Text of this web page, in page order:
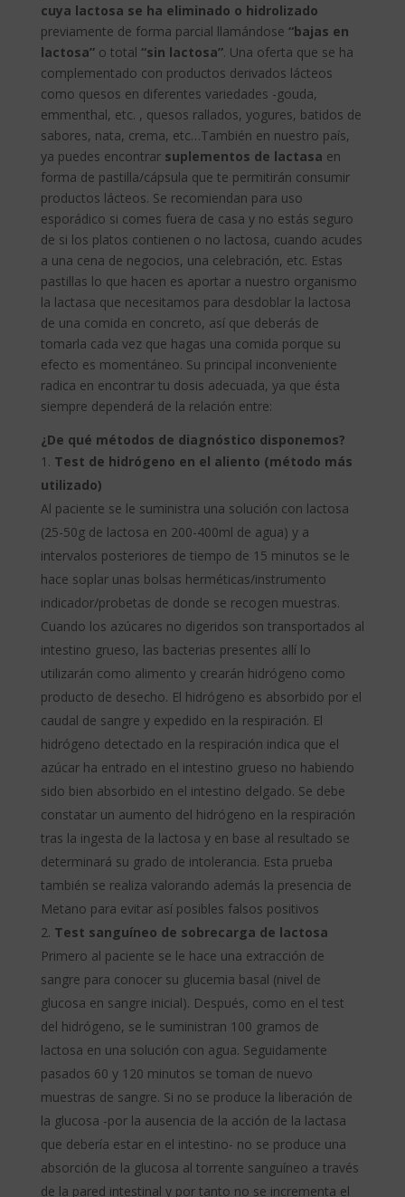
cuya lactosa se ha eliminado o hidrolizado
previamente de forma parcial llamándose “bajas en
lactosa”o total “sin lactosa”. Una oferta que se ha
complementado con productos derivados lácteos
como quesos en diferentes variedades -gouda,
emmenthal, etc. , quesos rallados, yogures, batidos de
sabores, nata, crema, etc…También en nuestro país,
ya puedes encontrar suplementos de lactasa en
forma de pastilla/cápsula que te permitirán consumir
productos lácteos. Se recomiendan para uso
esporádico si comes fuera de casa y no estás seguro
de si los platos contienen o no lactosa, cuando acudes
a una cena de negocios, una celebración, etc. Estas
pastillas lo que hacen es aportar a nuestro organismo
la lactasa que necesitamos para desdoblar la lactosa
de una comida en concreto, así que deberás de
tomarla cada vez que hagas una comida porque su
efecto es momentáneo. Su principal inconveniente
radica en encontrar tu dosis adecuada, ya que ésta
siempre dependerá de la relación entre:
¿De qué métodos de diagnóstico disponemos?
Test de hidrógeno en el aliento (método más
utilizado)
Al paciente se le suministra una solución con lactosa
(25-50g de lactosa en 200-400ml de agua) y a
intervalos posteriores de tiempo de 15 minutos se le
hace soplar unas bolsas herméticas/instrumento
indicador/probetas de donde se recogen muestras.
Cuando los azúcares no digeridos son transportados al
intestino grueso, las bacterias presentes allí lo
utilizarán como alimento y crearán hidrógeno como
producto de desecho. El hidrógeno es absorbido por el
caudal de sangre y expedido en la respiración. El
hidrógeno detectado en la respiración indica que el
azúcar ha entrado en el intestino grueso no habiendo
sido bien absorbido en el intestino delgado. Se debe
constatar un aumento del hidrógeno en la respiración
tras la ingesta de la lactosa y en base al resultado se
determinará su grado de intolerancia. Esta prueba
también se realiza valorando además la presencia de
Metano para evitar así posibles falsos positivos
Test sanguíneo de sobrecarga de lactosa
Primero al paciente se le hace una extracción de
sangre para conocer su glucemia basal (nivel de
glucosa en sangre inicial). Después, como en el test
del hidrógeno, se le suministran 100 gramos de
lactosa en una solución con agua. Seguidamente
pasados 60 y 120 minutos se toman de nuevo
muestras de sangre. Si no se produce la liberación de
la glucosa -por la ausencia de la acción de la lactasa
que debería estar en el intestino- no se produce una
absorción de la glucosa al torrente sanguíneo a través
de la pared intestinal y por tanto no se incrementa el